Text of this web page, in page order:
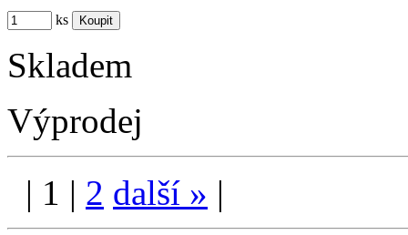
ks
Skladem
Výprodej
| 1 | 2 další » |